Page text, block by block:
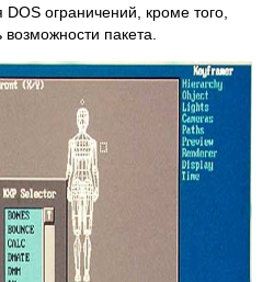
ограничений, кроме того,
пакета.